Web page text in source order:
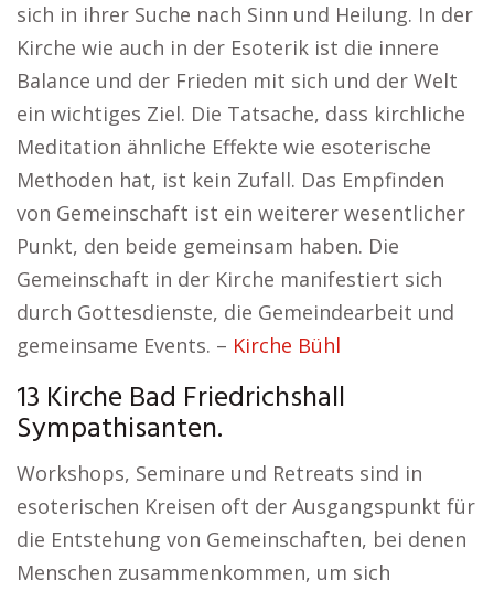
sich in ihrer Suche nach Sinn und Heilung. In der
Kirche wie auch in der Esoterik ist die innere
Balance und der Frieden mit sich und der Welt
ein wichtiges Ziel. Die Tatsache, dass kirchliche
Meditation ähnliche Effekte wie esoterische
Methoden hat, ist kein Zufall. Das Empfinden
von Gemeinschaft ist ein weiterer wesentlicher
Punkt, den beide gemeinsam haben. Die
Gemeinschaft in der Kirche manifestiert sich
durch Gottesdienste, die Gemeindearbeit und
gemeinsame Events. – Kirche Bühl
13 Kirche Bad Friedrichshall
Sympathisanten.
Workshops, Seminare und Retreats sind in
esoterischen Kreisen oft der Ausgangspunkt für
die Entstehung von Gemeinschaften, bei denen
Menschen zusammenkommen, um sich